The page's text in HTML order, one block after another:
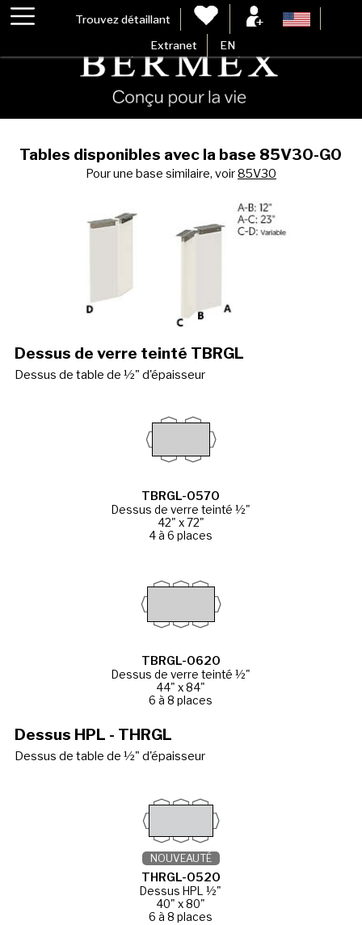
Trouvez détaillant
Extranet EN
Tables disponibles avec la base 85V30-G0
Pour une base similaire, voir85V30
Dessus de verre teinté TBRGL
Dessus de table de ½" d'épaisseur
TBRGL-0570
Dessus de verre teinté ½"
42" x 72"
4 à 6 places
TBRGL-0620
Dessus de verre teinté ½"
44" x 84"
6 à 8 places
Dessus HPL - THRGL
Dessus de table de ½" d'épaisseur
THRGL-0520
Dessus HPL ½"
40" x 80"
6 à 8 places
NOUVEAUTÉ